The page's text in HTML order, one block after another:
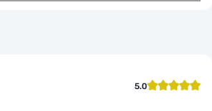
5.0